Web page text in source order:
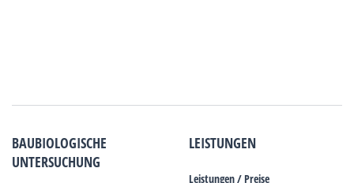
BAUBIOLOGISCHE
UNTERSUCHUNG
LEISTUNGEN
Leistungen / Preise